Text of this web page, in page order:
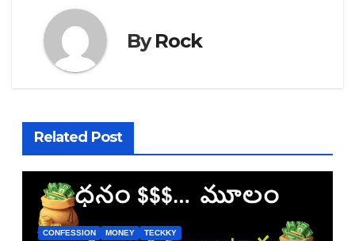
ByRock
Related Post
CONFESSION MONEY TECKKY